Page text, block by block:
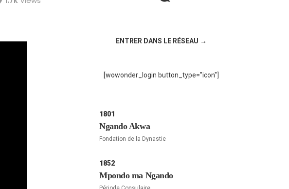
ENTRER DANS LE RÉSEAU →
[wowonder_login button_type="icon"]
1801
Ngando Akwa
Fondation de la Dynastie
1852
Mpondo ma Ngando